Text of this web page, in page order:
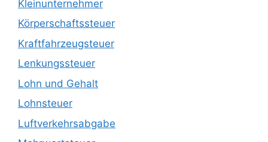
Kleinunternehmer
Körperschaftssteuer
Kraftfahrzeugsteuer
Lenkungssteuer
Lohn und Gehalt
Lohnsteuer
Luftverkehrsabgabe